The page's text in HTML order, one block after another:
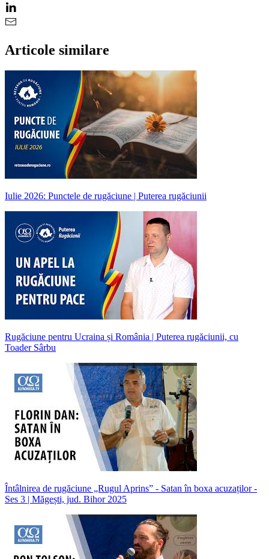
Articole similare
Iulie 2026: Punctele de rugăciune | Puterea rugăciunii
Rugăciune pentru Ucraina și România | Puterea rugăciunii, cu
Toader Sârbu
Întâlnirea de rugăciune „Rugul Aprins” - Satan în boxa acuzaților -
Ses 3 | Măgești, jud. Bihor 2025